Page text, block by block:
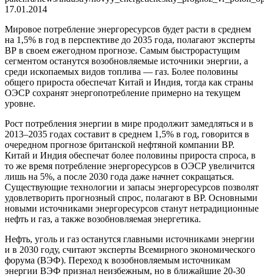
17.01.2014
Мировое потребление энергоресурсов будет расти в среднем
на 1,5% в год в перспективе до 2035 года, полагают эксперты
ВР в своем ежегодном прогнозе. Самым быстрорастущим
сегментом останутся возобновляемые источники энергии, а
среди ископаемых видов топлива — газ. Более половины
общего прироста обеспечат Китай и Индия, тогда как страны
ОЭСР сохранят энергопотребление примерно на текущем
уровне.
Рост потребления энергии в мире продолжит замедляться и в
2013–2035 годах составит в среднем 1,5% в год, говорится в
очередном прогнозе британской нефтяной компании ВР.
Китай и Индия обеспечат более половины прироста спроса, в
то же время потребление энергоресурсов в ОЭСР увеличится
лишь на 5%, а после 2030 года даже начнет сокращаться.
Существующие технологии и запасы энергоресурсов позволят
удовлетворить прогнозный спрос, полагают в ВР. Основными
новыми источниками энергоресурсов станут нетрадиционные
нефть и газ, а также возобновляемая энергетика.
Нефть, уголь и газ останутся главными источниками энергии
и в 2030 году, считают эксперты Всемирного экономического
форума (ВЭФ). Переход к возобновляемым источникам
энергии ВЭФ признал неизбежным, но в ближайшие 20-30